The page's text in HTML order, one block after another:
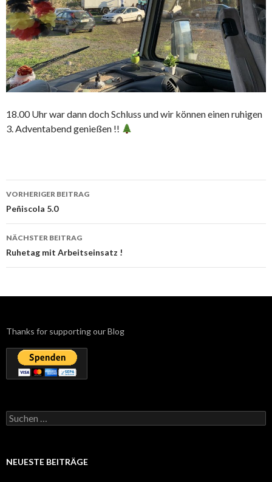
18.00 Uhr war dann doch Schluss und wir können einen ruhigen
3. Adventabend genießen !!
Beitrags-
Navigation
VORHERIGER BEITRAG
Peñiscola 5.0
NÄCHSTER BEITRAG
Ruhetag mit Arbeitseinsatz !
Thanks for supporting our Blog
Suchen
nach:
NEUESTE BEITRÄGE